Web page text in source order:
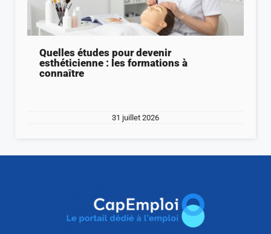
Quelles études pour devenir
esthéticienne : les formations à
connaître
31 juillet 2026